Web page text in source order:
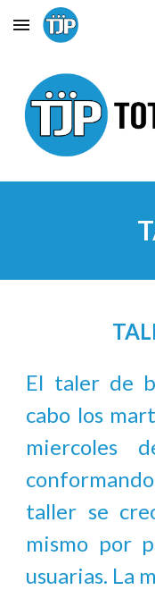
Skip to main content
El taler de
cabo los
miercoles
conforma
taller se
mismo por
usuarias. La